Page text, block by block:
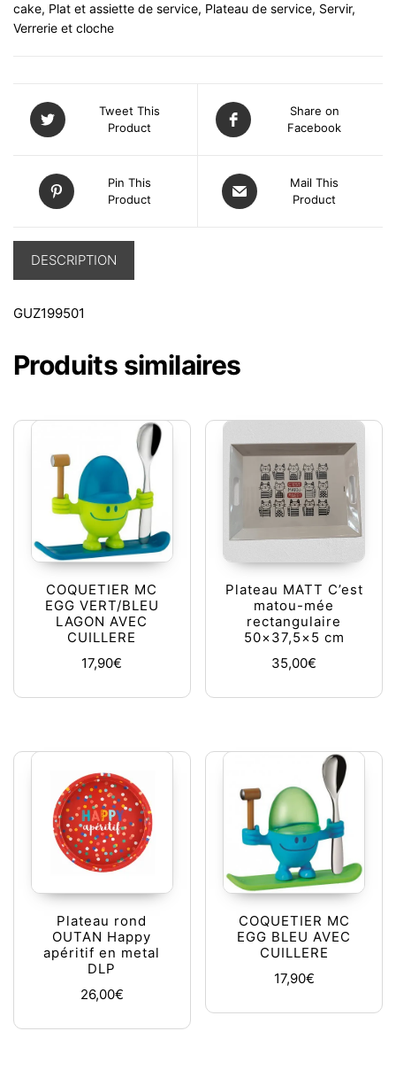
cake, Plat et assiette de service, Plateau de service, Servir,
Verrerie et cloche
Tweet This
Product
Share on
Facebook
Pin This
Product
Mail This
Product
DESCRIPTION
GUZ199501
Produits similaires
COQUETIER MC
EGG VERT/BLEU
LAGON AVEC
CUILLERE
17,90€
Plateau MATT C’est
matou-mée
rectangulaire
50×37,5×5 cm
35,00€
Plateau rond
OUTAN Happy
apéritif en metal
DLP
26,00€
COQUETIER MC
EGG BLEU AVEC
CUILLERE
17,90€